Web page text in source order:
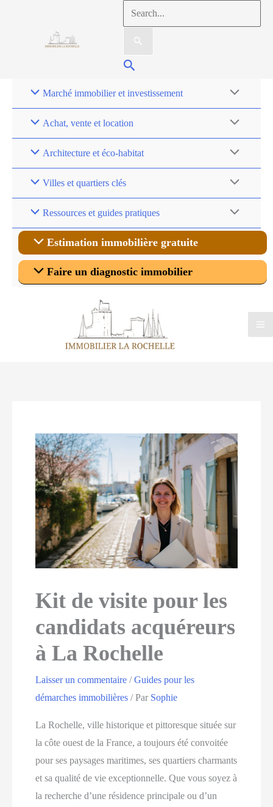
Rechercher :
Rechercher
Marché immobilier et investissement
Achat, vente et location
Architecture et éco-habitat
Villes et quartiers clés
Ressources et guides pratiques
Estimation immobilière gratuite
Faire un diagnostic immobilier
Kit de visite pour les
candidats acquéreurs
à La Rochelle
Laisser un commentaire /Guides pour les
démarches immobilières / Par Sophie
La Rochelle, ville historique et pittoresque située sur
la côte ouest de la France, a toujours été convoitée
pour ses paysages maritimes, ses quartiers charmants
et sa qualité de vie exceptionnelle. Que vous soyez à
la recherche d’une résidence principale ou d’un